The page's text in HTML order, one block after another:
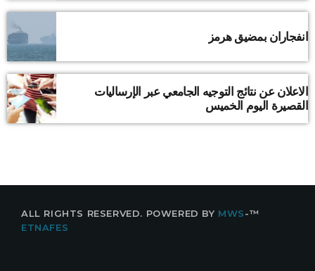
انفجاران بمضيق هرمز
الاعلان عن نتائج التوجيه الجامعي عبر الإرساليات
القصيرة اليوم الخميس
™ALL RIGHTS RESERVED. POWERED BY
MWS-
ETNAFES